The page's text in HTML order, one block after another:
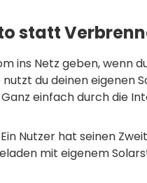
statt
ins Netz geben, wenn
du deinen eigenen
einfach durch die
Ein Nutzer hat seinen
mit eigenem